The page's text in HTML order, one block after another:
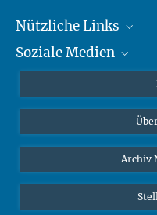
Dr. Jeremy F.
Nützliche Links
MMG Alumni Corner
Online-Vorträge
Interviews zum
Soziale Medien
Bluesky
Archiv